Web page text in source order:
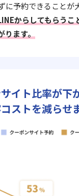
に予約できることが
からしてもらうこ
ります。
イト比率が下
ストを減らせ